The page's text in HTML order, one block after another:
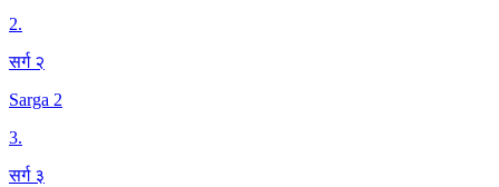
2.
सर्ग २
Sarga 2
3.
सर्ग ३